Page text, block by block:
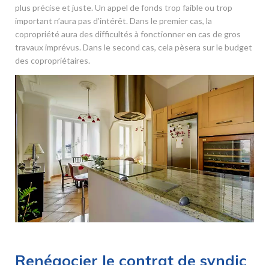
plus précise et juste. Un appel de fonds trop faible ou trop
important n’aura pas d’intérêt. Dans le premier cas, la
copropriété aura des difficultés à fonctionner en cas de gros
travaux imprévus. Dans le second cas, cela pèsera sur le budget
des copropriétaires.
Renégocier le contrat de syndic